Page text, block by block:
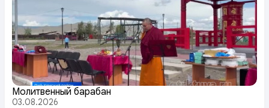
Молитвенный барабан
03.08.2026